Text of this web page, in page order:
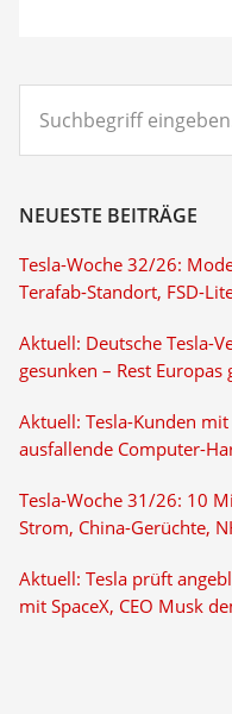
eingeben...
NEUESTE BEITRÄGE
Tesla-Woche 32/26:
Terafab-Standort, FSD-
Aktuell: Deutsche Tesla-
gesunken – Rest Europas
Aktuell: Tesla-Kunden
ausfallende Computer-
Tesla-Woche 31/26: 10
Strom, China-Gerüchte,
Aktuell: Tesla prüft
mit SpaceX, CEO Musk